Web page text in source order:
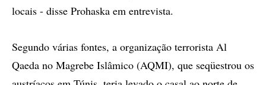
locais - disse Prohaska em entrevista.
Segundo várias fontes, a organização terrorista Al
Qaeda no Magrebe Islâmico (AQMI), que seqüestrou os